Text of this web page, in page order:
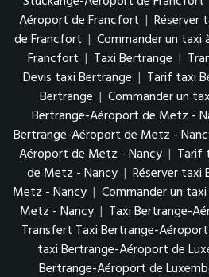
Aéroport de Francfort | Réserver
de Francfort | Commander un taxi
Francfort | Taxi Bertrange |
Devis taxi Bertrange | Tarif taxi
Bertrange | Commander un
Bertrange-Aéroport de Metz -
Bertrange-Aéroport de Metz -
Aéroport de Metz - Nancy | Tarif
de Metz - Nancy | Réserver
Metz - Nancy | Commander un
Metz - Nancy | Taxi Bertrange-
Transfert Taxi Bertrange-
taxi Bertrange-Aéroport de
Bertrange-Aéroport de